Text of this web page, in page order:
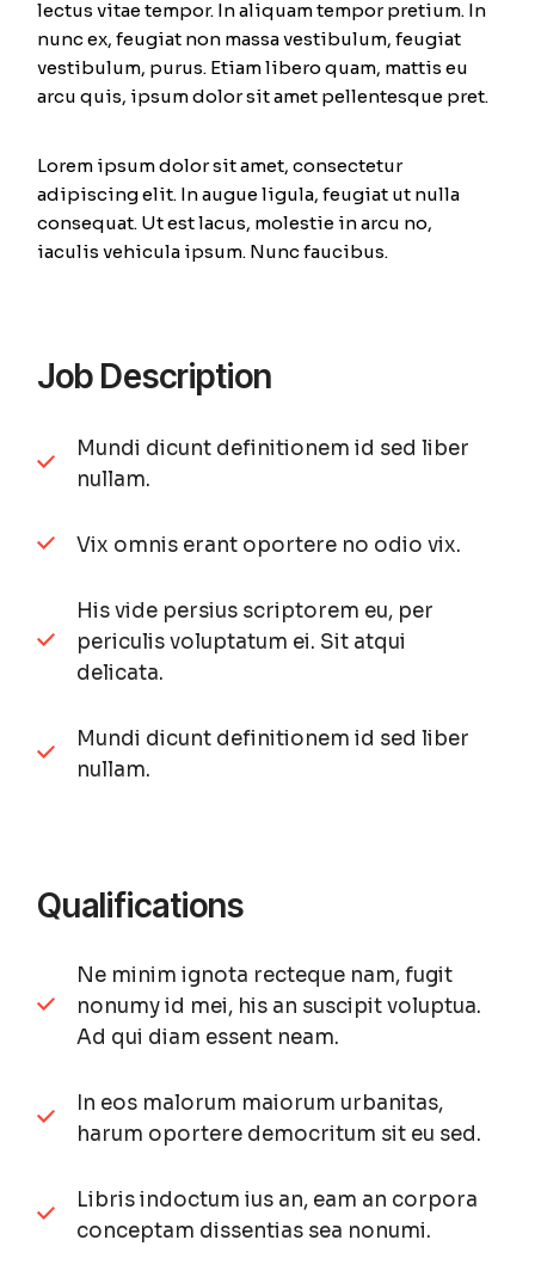
lectus vitae tempor. In aliquam tempor pretium. In
nunc ex, feugiat non massa vestibulum, feugiat
vestibulum, purus. Etiam libero quam, mattis eu
arcu quis, ipsum dolor sit amet pellentesque pret.
Lorem ipsum dolor sit amet, consectetur
adipiscing elit. In augue ligula, feugiat ut nulla
consequat. Ut est lacus, molestie in arcu no,
iaculis vehicula ipsum. Nunc faucibus.
Job Description
Mundi dicunt definitionem id sed liber
nullam.
Vix omnis erant oportere no odio vix.
His vide persius scriptorem eu, per
periculis voluptatum ei. Sit atqui
delicata.
Mundi dicunt definitionem id sed liber
nullam.
Qualifications
Ne minim ignota recteque nam, fugit
nonumy id mei, his an suscipit voluptua.
Ad qui diam essent neam.
In eos malorum maiorum urbanitas,
harum oportere democritum sit eu sed.
Libris indoctum ius an, eam an corpora
conceptam dissentias sea nonumi.